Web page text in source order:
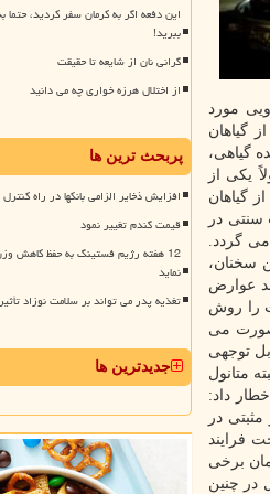
مورد
گیاهان
شده گیاهی،
یکی از
گیاهان
سنتی در
گردد.
سخنان،
عوارض
را روش
صورت می
توجهی
متانول
داد:
در
فرایند
برخی
در چنین
این دفعه اگر به کرمان سفر کردید،
ببرید!
گرانی نان از شایعه تا حقیقت
از اختلال هرزه خواری چه می دانید
پربحث ترین ها
افزایش ذخایر الزامی بانکها در راه
قیمت گندم تغییر نمود
12 هفته رژیم فستینگ به حفظ کاهش
نماید
تغذیه پدر می تواند بر سلامت نوزاد
جدیدترین ها